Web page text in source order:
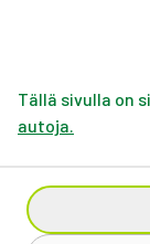
Tällä sivulla on
autoja.